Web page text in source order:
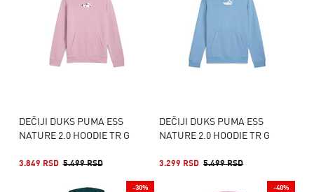
DEČIJI DUKS PUMA ESS
NATURE 2.0 HOODIE TR G
3.849 RSD 5.499 RSD
DEČIJI DUKS PUMA ESS
NATURE 2.0 HOODIE TR G
3.299 RSD 5.499 RSD
-30% -40%